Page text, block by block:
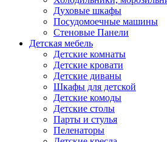
Духовые шкафы
Посудомоечные машины
Стеновые Панели
Детская мебель
Детские комнаты
Детские кровати
Детские диваны
Шкафы для детской
Детские комоды
Детские столы
Парты и стулья
Пеленаторы